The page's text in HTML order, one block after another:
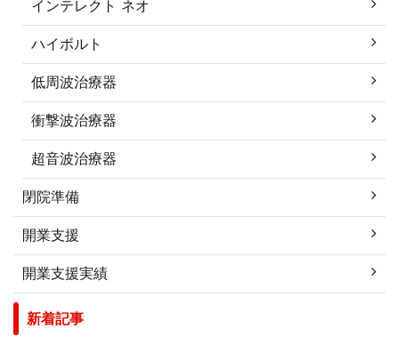
インテレクト ネオ
ハイボルト
低周波治療器
衝撃波治療器
超音波治療器
閉院準備
開業支援
開業支援実績
新着記事